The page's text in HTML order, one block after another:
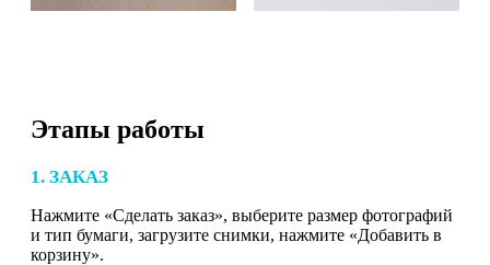
Этапы работы
1. ЗАКАЗ
Нажмите «Сделать заказ», выберите размер фотографий
и тип бумаги, загрузите снимки, нажмите «Добавить в
корзину».